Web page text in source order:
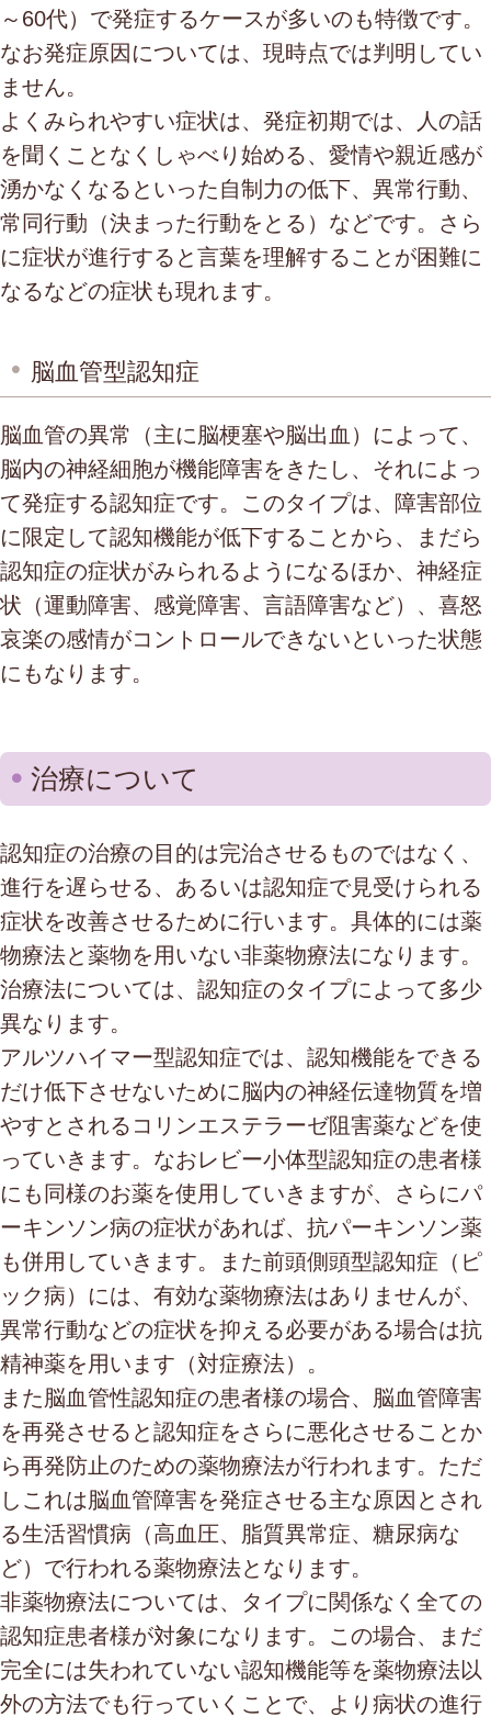
～60代）で発症するケースが多いのも特徴です。
なお発症原因については、現時点では判明してい
ません。
よくみられやすい症状は、発症初期では、人の話
を聞くことなくしゃべり始める、愛情や親近感が
湧かなくなるといった自制力の低下、異常行動、
常同行動（決まった行動をとる）などです。さら
に症状が進行すると言葉を理解することが困難に
なるなどの症状も現れます。
脳血管型認知症
脳血管の異常（主に脳梗塞や脳出血）によって、
脳内の神経細胞が機能障害をきたし、それによっ
て発症する認知症です。このタイプは、障害部位
に限定して認知機能が低下することから、まだら
認知症の症状がみられるようになるほか、神経症
状（運動障害、感覚障害、言語障害など）、喜怒
哀楽の感情がコントロールできないといった状態
にもなります。
治療について
認知症の治療の目的は完治させるものではなく、
進行を遅らせる、あるいは認知症で見受けられる
症状を改善させるために行います。具体的には薬
物療法と薬物を用いない非薬物療法になります。
治療法については、認知症のタイプによって多少
異なります。
アルツハイマー型認知症では、認知機能をできる
だけ低下させないために脳内の神経伝達物質を増
やすとされるコリンエステラーゼ阻害薬などを使
っていきます。なおレビー小体型認知症の患者様
にも同様のお薬を使用していきますが、さらにパ
ーキンソン病の症状があれば、抗パーキンソン薬
も併用していきます。また前頭側頭型認知症（ピ
ック病）には、有効な薬物療法はありませんが、
異常行動などの症状を抑える必要がある場合は抗
精神薬を用います（対症療法）。
また脳血管性認知症の患者様の場合、脳血管障害
を再発させると認知症をさらに悪化させることか
ら再発防止のための薬物療法が行われます。ただ
しこれは脳血管障害を発症させる主な原因とされ
る生活習慣病（高血圧、脂質異常症、糖尿病な
ど）で行われる薬物療法となります。
非薬物療法については、タイプに関係なく全ての
認知症患者様が対象になります。この場合、まだ
完全には失われていない認知機能等を薬物療法以
外の方法でも行っていくことで、より病状の進行